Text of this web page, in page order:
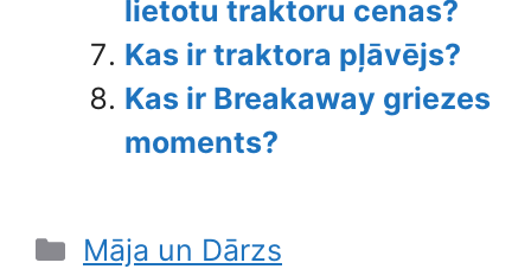
lietotu traktoru cenas?
Kas ir traktora pļāvējs?
Kas ir Breakaway griezes
moments?
Categories
Māja un Dārzs